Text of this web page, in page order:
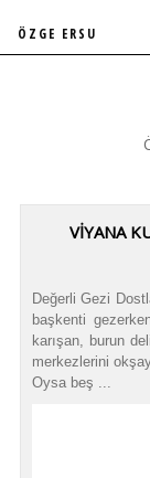
VİYANA
Değerli Gezi
başkenti
karışan, burun
merkezlerini
Oysa beş ...
ÖZGE ERSU